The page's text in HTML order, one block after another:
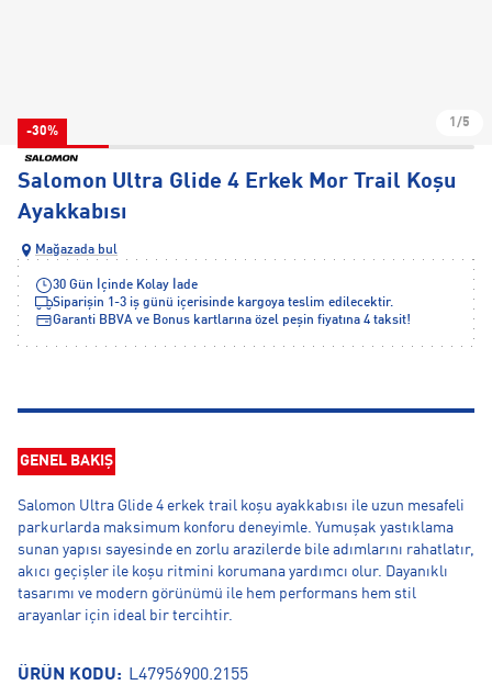
-30%
1/5
Salomon Ultra Glide 4 Erkek Mor Trail Koşu
Ayakkabısı
Mağazada bul
30 Gün İçinde Kolay İade
Siparişin 1-3 iş günü içerisinde kargoya teslim edilecektir.
Garanti BBVA ve Bonus kartlarına özel peşin fiyatına 4 taksit!
GENEL BAKIŞ
Salomon Ultra Glide 4 erkek trail koşu ayakkabısı ile uzun mesafeli
parkurlarda maksimum konforu deneyimle. Yumuşak yastıklama
sunan yapısı sayesinde en zorlu arazilerde bile adımlarını rahatlatır,
akıcı geçişler ile koşu ritmini korumana yardımcı olur. Dayanıklı
tasarımı ve modern görünümü ile hem performans hem stil
arayanlar için ideal bir tercihtir.
ÜRÜN KODU: L47956900.2155